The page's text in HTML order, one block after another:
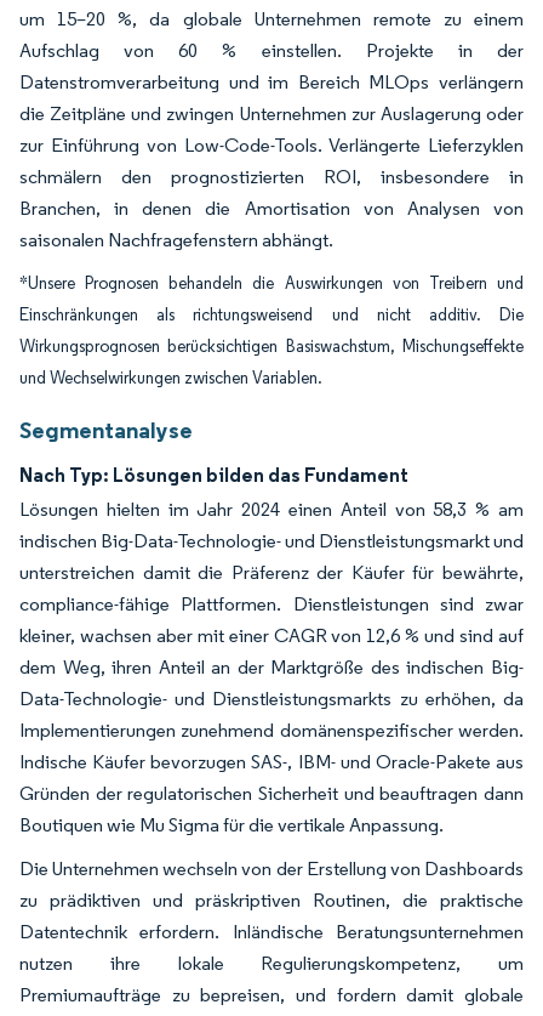
um 15–20 %, da globale Unternehmen remote zu einem
Aufschlag von 60 % einstellen. Projekte in der
Datenstromverarbeitung und im Bereich MLOps verlängern
die Zeitpläne und zwingen Unternehmen zur Auslagerung oder
zur Einführung von Low-Code-Tools. Verlängerte Lieferzyklen
schmälern den prognostizierten ROI, insbesondere in
Branchen, in denen die Amortisation von Analysen von
saisonalen Nachfragefenstern abhängt.
*Unsere Prognosen behandeln die Auswirkungen von Treibern und
Einschränkungen als richtungsweisend und nicht additiv. Die
Wirkungsprognosen berücksichtigen Basiswachstum, Mischungseffekte
und Wechselwirkungen zwischen Variablen.
Segmentanalyse
Nach Typ: Lösungen bilden das Fundament
Lösungen hielten im Jahr 2024 einen Anteil von 58,3 % am
indischen Big-Data-Technologie- und Dienstleistungsmarkt und
unterstreichen damit die Präferenz der Käufer für bewährte,
compliance-fähige Plattformen. Dienstleistungen sind zwar
kleiner, wachsen aber mit einer CAGR von 12,6 % und sind auf
dem Weg, ihren Anteil an der Marktgröße des indischen Big-
Data-Technologie- und Dienstleistungsmarkts zu erhöhen, da
Implementierungen zunehmend domänenspezifischer werden.
Indische Käufer bevorzugen SAS-, IBM- und Oracle-Pakete aus
Gründen der regulatorischen Sicherheit und beauftragen dann
Boutiquen wie Mu Sigma für die vertikale Anpassung.
Die Unternehmen wechseln von der Erstellung von Dashboards
zu prädiktiven und präskriptiven Routinen, die praktische
Datentechnik erfordern. Inländische Beratungsunternehmen
nutzen ihre lokale Regulierungskompetenz, um
Premiumaufträge zu bepreisen, und fordern damit globale